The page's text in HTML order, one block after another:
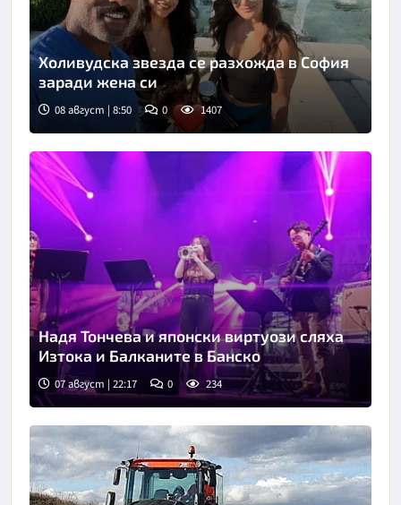
Холивудска звезда се разхожда в София
заради жена си
08 август | 8:50 0 1407
Надя Тончева и японски виртуози сляха
Изтока и Балканите в Банско
07 август | 22:17 0 234